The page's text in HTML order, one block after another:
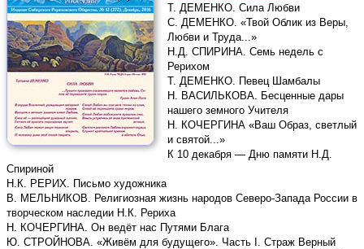
Т. ДЕМЕНКО. Сила Любви
С. ДЕМЕНКО. «Твой Облик из Веры,
Любви и Труда...»
Н.Д. СПИРИНА. Семь недель с
Рерихом
Т. ДЕМЕНКО. Певец Шамбалы
Н. ВАСИЛЬКОВА. Бесценные дары
нашего земного Учителя
Н. КОЧЕРГИНА «Ваш Образ, светлый
и святой...»
К 10 декабря — Дню памяти Н.Д.
Спириной
Н.К. РЕРИХ. Письмо художника
В. МЕЛЬНИКОВ. Религиозная жизнь народов Северо-Запада России в
творческом наследии Н.К. Рериха
Н. КОЧЕРГИНА. Он ведёт нас Путями Блага
Ю. СТРОЙНОВА. «Живём для будущего». Часть I. Страж Верный